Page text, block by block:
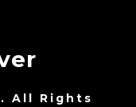
. All Rights